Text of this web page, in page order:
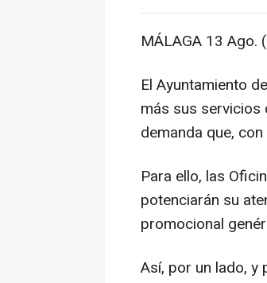
MÁLAGA 13 Ago.
El Ayuntamiento
más sus servicios
demanda que,
Para ello, las
potenciarán su
promocional
Así, por un lado, y